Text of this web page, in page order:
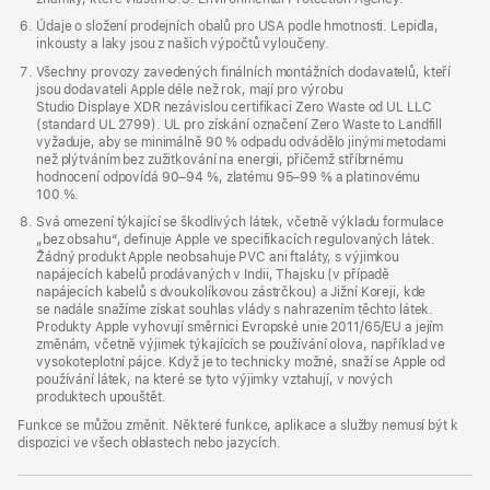
Údaje o složení prodejních obalů pro USA podle hmotnosti. Lepidla,
inkousty a laky jsou z našich výpočtů vyloučeny.
Všechny provozy zavedených finálních montážních dodavatelů, kteří
jsou dodavateli Apple déle než rok, mají pro výrobu
Studio Displaye XDR nezávislou certifikaci Zero Waste od UL LLC
(standard UL 2799). UL pro získání označení Zero Waste to Landfill
vyžaduje, aby se minimálně 90 % odpadu odvádělo jinými metodami
než plýtváním bez zužitkování na energii, přičemž stříbrnému
hodnocení odpovídá 90–94 %, zlatému 95–99 % a platinovému
100 %.
Svá omezení týkající se škodlivých látek, včetně výkladu formulace
„bez obsahu“, definuje Apple ve specifikacích regulovaných látek.
Žádný produkt Apple neobsahuje PVC ani ftaláty, s výjimkou
napájecích kabelů prodávaných v Indii, Thajsku (v případě
napájecích kabelů s dvoukolíkovou zástrčkou) a Jižní Koreji, kde
se nadále snažíme získat souhlas vlády s nahrazením těchto látek.
Produkty Apple vyhovují směrnici Evropské unie 2011/65/EU a jejím
změnám, včetně výjimek týkajících se používání olova, například ve
vysokoteplotní pájce. Když je to technicky možné, snaží se Apple od
používání látek, na které se tyto výjimky vztahují, v nových
produktech upouštět.
Funkce se můžou změnit. Některé funkce, aplikace a služby nemusí být k
dispozici ve všech oblastech nebo jazycích.